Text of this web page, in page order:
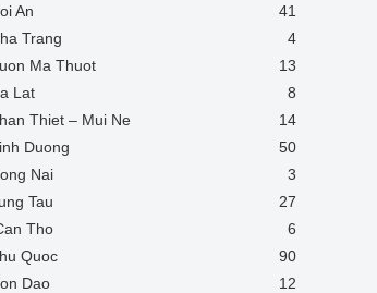
An
41
Trang
4
Ma Thuot
13
Lat
8
Thiet – Mui Ne
14
Duong
50
Nai
3
Tau
27
Tho
6
Quoc
90
Dao
12